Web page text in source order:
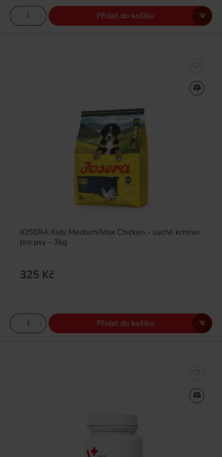
Přidat do košíku
JOSERA Kids Medium/Max Chicken - suché krmivo
pro psy - 3kg
325 Kč
Přidat do košíku